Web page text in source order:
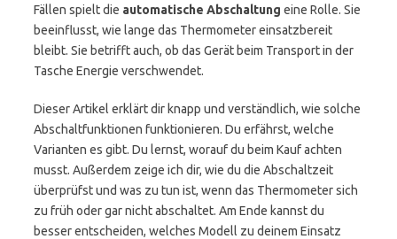
Fällen spielt die automatische Abschaltung eine Rolle. Sie
beeinflusst, wie lange das Thermometer einsatzbereit
bleibt. Sie betrifft auch, ob das Gerät beim Transport in der
Tasche Energie verschwendet.
Dieser Artikel erklärt dir knapp und verständlich, wie solche
Abschaltfunktionen funktionieren. Du erfährst, welche
Varianten es gibt. Du lernst, worauf du beim Kauf achten
musst. Außerdem zeige ich dir, wie du die Abschaltzeit
überprüfst und was zu tun ist, wenn das Thermometer sich
zu früh oder gar nicht abschaltet. Am Ende kannst du
besser entscheiden, welches Modell zu deinem Einsatz